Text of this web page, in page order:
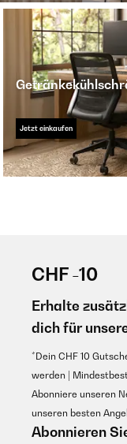
Jetzt einkaufen
CHF -10
Erhalte
dich für
*Dein CHF 10
werden |
Abonniere unseren
unseren besten
Abonnieren